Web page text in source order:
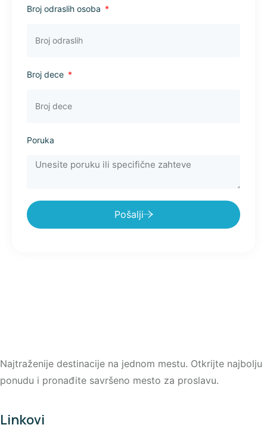
Broj odraslih osoba
Broj dece
Poruka
Pošalji
Najtraženije destinacije na jednom mestu. Otkrijte najbolju
ponudu i pronađite savršeno mesto za proslavu.
Linkovi